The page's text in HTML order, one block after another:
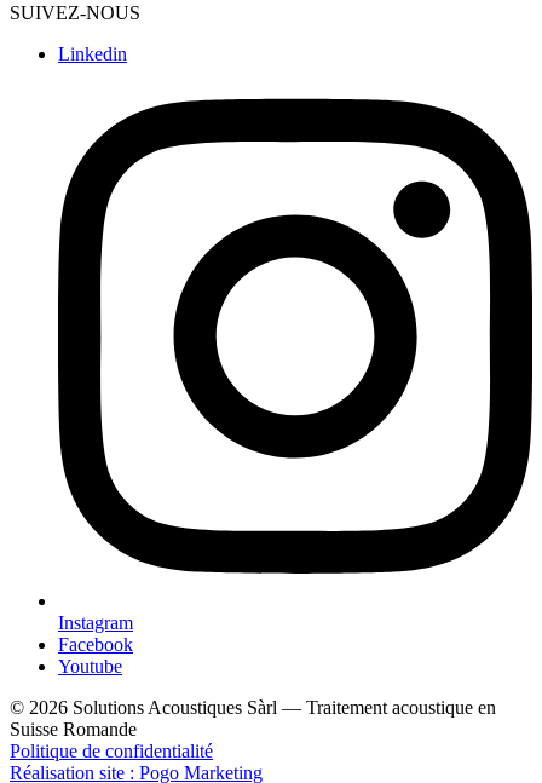
SUIVEZ-NOUS
Linkedin
Instagram
Facebook
Youtube
© 2026 Solutions Acoustiques Sàrl — Traitement acoustique en
Suisse Romande
Politique de confidentialité
Réalisation site : Pogo Marketing